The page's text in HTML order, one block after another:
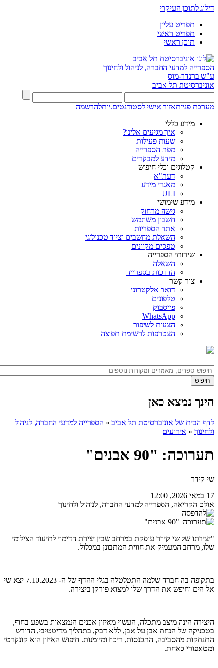
דילוג לתוכן העיקרי
תפריט עליון
תפריט ראשי
תוכן ראשי
הספרייה למדעי החברה, לניהול ולחינוך
ע"ש ברנדר-מוס
אוניברסיטת תל אביב
מערכת פניותאזור אישי לסטודנטים.יותלהרשמה
מידע כללי
איך מגיעים אלינו?
שעות פעילות
מפת הספרייה
מידע למבקרים
קטלוגים וכלי חיפוש
דעת"א
מאגרי מידע
ULI
מידע שימושי
גישה מרחוק
חשבון משתמש
אתר הספריות
השאלת מחשבים וציוד טכנולוגי
טפסים מקוונים
שירותי הספרייה
השאלה
הדרכות בספרייה
צור קשר
דואר אלקטרוני
טלפונים
פייסבוק
WhatsApp
הצעות לשיפור
הצטרפות לרשימת תפוצה
הינך נמצא כאן
לדף הבית של אוניברסיטת תל אביב » הספרייה למדעי החברה, לניהול
ולחינוך » אירועים
תערוכה: "90 אבנים"
שי קידר
17 במאי 2026, 12:00
אולם הקריאה, הספרייה למדעי החברה, לניהול ולחינוך
"יצירתו של שי קידר עוסקת במרחב שבין יצירת הדימוי לתיעוד הצילומי
שלו, מרחב המעמיק את חווית המתבונן במכלול.
בתקופה בה חברה שלמה התטלטלה בגלי ההדף של ה- 7.10.2023 יצא שי
אל הים וחיפש את הדרך שלו למצוא פורקן ביצירה.
היצירה הינה מיצב מתכלה, העשוי מאיזון אבנים הנמצאות בשפע בחוף,
בטכניקה של הנחת אבן על אבן, ללא דבק, בתהליך מדיטטיבי, הדורש
התנתקות מהסביבה, התכנסות, ריכוז ומיומנות. חיפוש האיזון הוא קונקרטי
ומטאפורי כאחת.